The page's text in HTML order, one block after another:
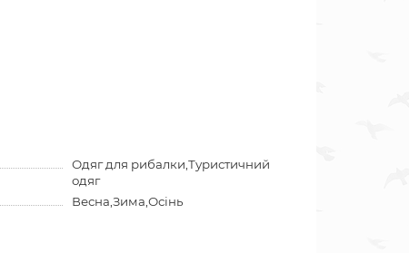
Одяг для рибалки,Туристичний
одяг
Весна,Зима,Осінь